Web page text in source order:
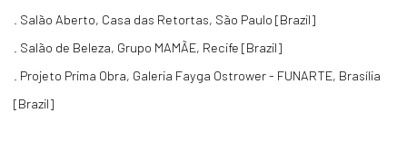
. Salão Aberto, Casa das Retortas, São Paulo [Brazil]
. Salão de Beleza, Grupo MAMÃE, Recife [Brazil]
. Projeto Prima Obra, Galeria Fayga Ostrower - FUNARTE, Brasília
[Brazil]